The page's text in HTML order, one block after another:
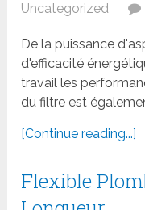
Uncategorized
De la puissance
d'efficacité
travail les
du filtre est
[Continue reading...]
Flexible